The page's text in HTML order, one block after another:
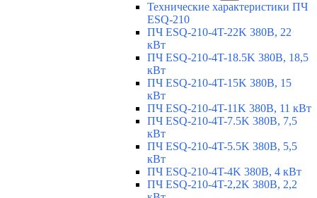
Технические характеристики ПЧ
ESQ-210
ПЧ ESQ-210-4T-22K 380В, 22
кВт
ПЧ ESQ-210-4T-18.5K 380В, 18,5
кВт
ПЧ ESQ-210-4T-15K 380В, 15
кВт
ПЧ ESQ-210-4T-11K 380В, 11 кВт
ПЧ ESQ-210-4T-7.5K 380В, 7,5
кВт
ПЧ ESQ-210-4T-5.5K 380В, 5,5
кВт
ПЧ ESQ-210-4T-4K 380В, 4 кВт
ПЧ ESQ-210-4T-2,2K 380В, 2,2